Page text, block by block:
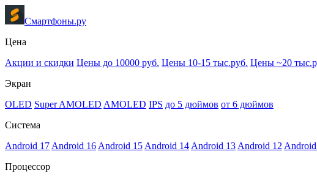
Смартфоны.ру
Цена
Акции и скидки Цены до 10000 руб. Цены 10-15 тыс.руб. Цены ~20
Экран
OLED Super AMOLED AMOLED IPS до 5 дюймов от 6 дюймов
Система
Android 17 Android 16 Android 15 Android 14 Android 13 Android 12 Android
Процессор